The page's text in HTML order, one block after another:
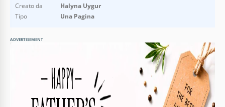
Creato da
Halyna Uygur
Tipo
Una Pagina
ADVERTISEMENT